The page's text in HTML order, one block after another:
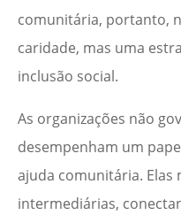
comunitária, portanto,
caridade, mas uma
inclusão social.
As organizações não
desempenham um
ajuda comunitária. Elas
intermediárias,